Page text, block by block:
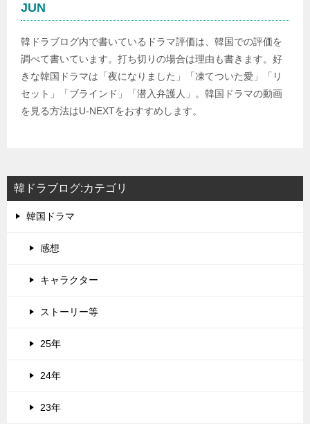
JUN
韓ドラブログ内で書いているドラマ評価は、韓国での評価を
調べて書いています。打ち切りの場合は理由も書きます。好
きな韓国ドラマは「夜になりました」「凍てついた愛」「リ
セット」「ブラインド」「潜入弁護人」。韓国ドラマの動画
を見る方法はU-NEXTをおすすめします。
韓ドラブログ:カテゴリ
韓国ドラマ
感想
キャラクター
ストーリー等
25年
24年
23年